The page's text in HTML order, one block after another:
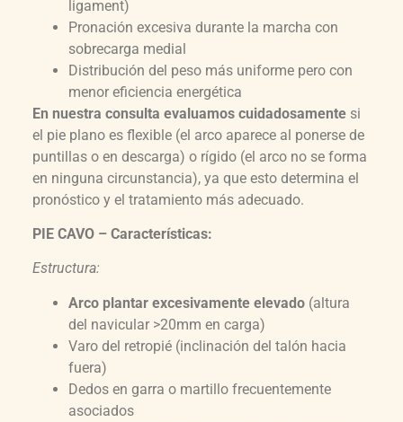
ligament)
Pronación excesiva durante la marcha con
sobrecarga medial
Distribución del peso más uniforme pero con
menor eficiencia energética
En nuestra consulta evaluamos cuidadosamentesi
el pie plano es flexible (el arco aparece al ponerse de
puntillas o en descarga) o rígido (el arco no se forma
en ninguna circunstancia), ya que esto determina el
pronóstico y el tratamiento más adecuado.
PIE CAVO – Características:
Estructura:
Arco plantar excesivamente elevado(altura
del navicular >20mm en carga)
Varo del retropié (inclinación del talón hacia
fuera)
Dedos en garra o martillo frecuentemente
asociados